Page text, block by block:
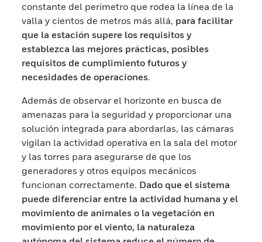
constante del perímetro que rodea la línea de la
valla y cientos de metros más allá, para facilitar
que la estación supere los requisitos y
establezca las mejores prácticas, posibles
requisitos de cumplimiento futuros y
necesidades de operaciones.
Además de observar el horizonte en busca de
amenazas para la seguridad y proporcionar una
solución integrada para abordarlas, las cámaras
vigilan la actividad operativa en la sala del motor
y las torres para asegurarse de que los
generadores y otros equipos mecánicos
funcionan correctamente. Dado que el sistema
puede diferenciar entre la actividad humana y el
movimiento de animales o la vegetación en
movimiento por el viento, la naturaleza